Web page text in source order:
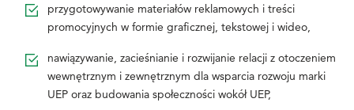
przygotowywanie materiałów reklamowych i treści
promocyjnych w formie graficznej, tekstowej i wideo,
nawiązywanie, zacieśnianie i rozwijanie relacji z otoczeniem
wewnętrznym i zewnętrznym dla wsparcia rozwoju marki
UEP oraz budowania społeczności wokół UEP,